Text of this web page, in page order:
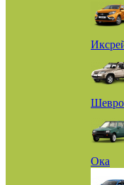
Ока